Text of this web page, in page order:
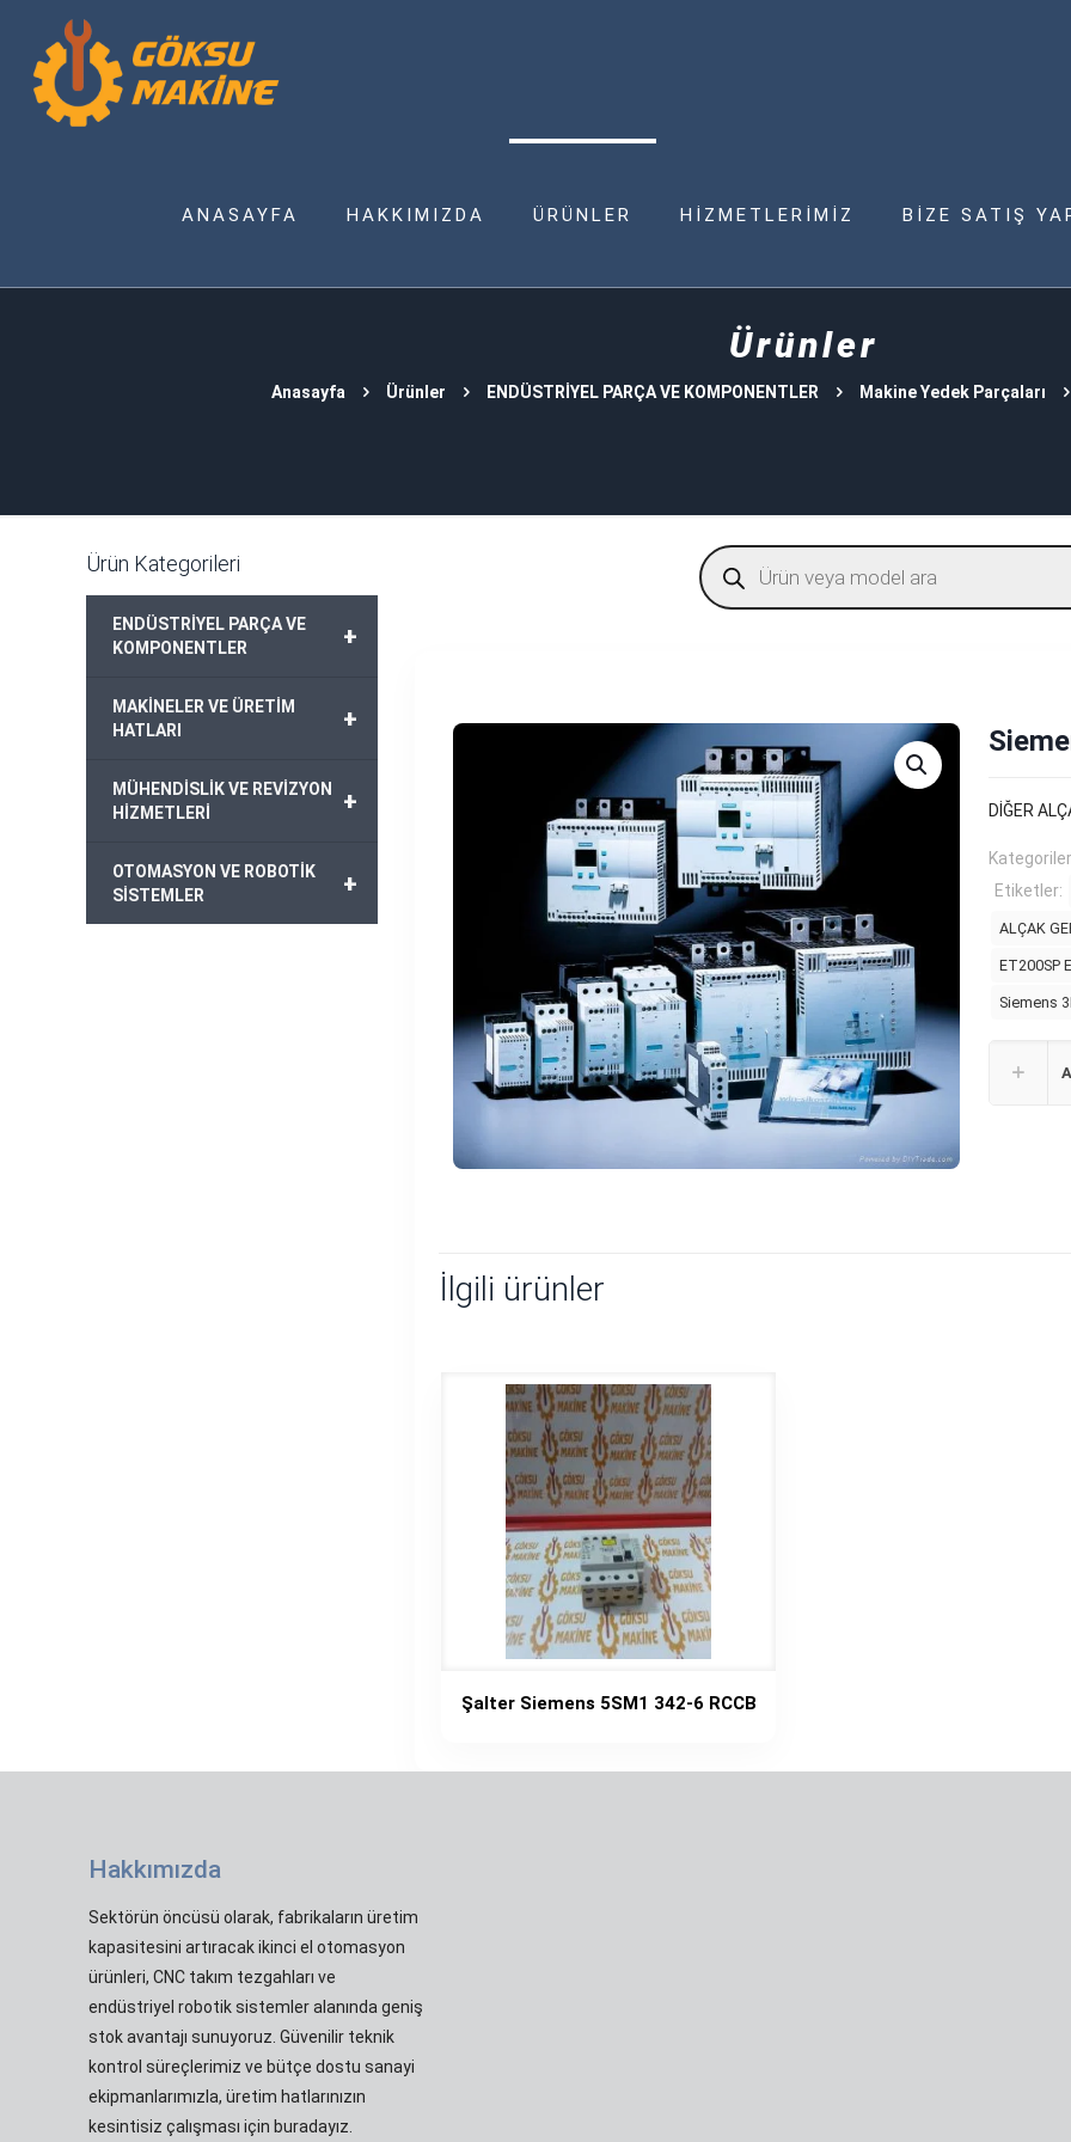
ANASAYFA HAKKIMIZDA ÜRÜNLER HİZMETLERİMİZ BİZE SATIŞ
Ürünler
Anasayfa Ürünler ENDÜSTRİYEL PARÇA VE KOMPONENTLER Makine Yedek Parçaları
Products
search
DİĞER
Etiketler:
ALÇAK
ET200SP
Siemens
İlgili ürünler
Şalter Siemens 5SM1 342-6 RCCB
Ürün Kategorileri
+
ENDÜSTRİYEL PARÇA VE
KOMPONENTLER
+
MAKİNELER VE ÜRETİM
HATLARI
+
MÜHENDİSLİK VE REVİZYON
HİZMETLERİ
+
OTOMASYON VE ROBOTİK
SİSTEMLER
Hakkımızda
Sektörün öncüsü olarak, fabrikaların üretim
kapasitesini artıracak ikinci el otomasyon
ürünleri, CNC takım tezgahları ve
endüstriyel robotik sistemler alanında geniş
stok avantajı sunuyoruz. Güvenilir teknik
kontrol süreçlerimiz ve bütçe dostu sanayi
ekipmanlarımızla, üretim hatlarınızın
kesintisiz çalışması için buradayız.